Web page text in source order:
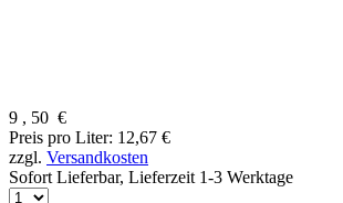
9 , 50 €
Preis pro Liter: 12,67 €
zzgl. Versandkosten
Sofort Lieferbar, Lieferzeit 1-3 Werktage